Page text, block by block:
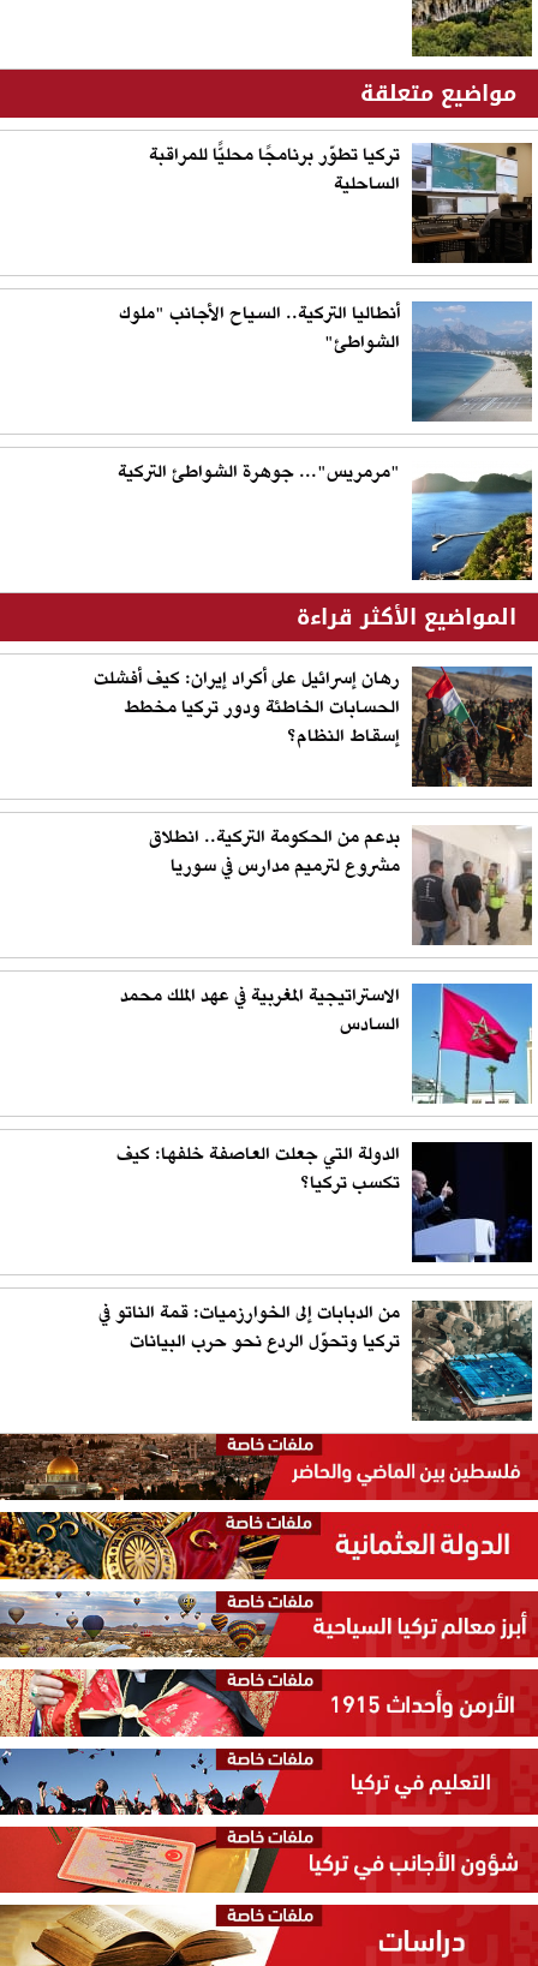
مواضيع متعلقة
تركيا تطوّر برنامجًا محليًّا للمراقبة
الساحلية
أنطاليا التركية.. السياح الأجانب "ملوك
الشواطئ"
"مرمريس"... جوهرة الشواطئ التركية
المواضيع الأكثر قراءة
رهان إسرائيل على أكراد إيران: كيف أفشلت
الحسابات الخاطئة ودور تركيا مخطط
إسقاط النظام؟
بدعم من الحكومة التركية.. انطلاق
مشروع لترميم مدارس في سوريا
الاستراتيجية المغربية في عهد الملك محمد
السادس
الدولة التي جعلت العاصفة خلفها: كيف
تكسب تركيا؟
من الدبابات إلى الخوارزميات: قمة الناتو في
تركيا وتحوّل الردع نحو حرب البيانات